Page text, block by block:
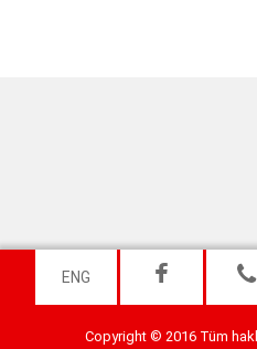
ENG
Copyright © 2016 Tüm